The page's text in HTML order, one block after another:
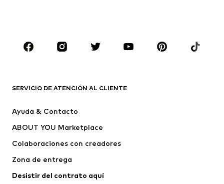
MARCAS
PUMA
CONVERSE
Tommy Hilfiger Kids
SERVICIO DE ATENCIÓN AL CLIENTE
Ayuda & Contacto
ABOUT YOU Marketplace
Colaboraciones con creadores
Zona de entrega
Desistir del contrato aquí